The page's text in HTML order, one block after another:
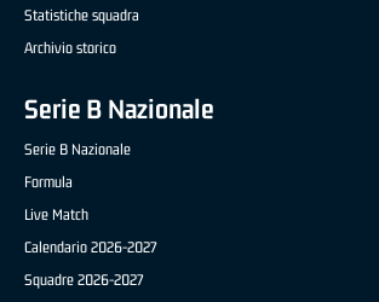
Statistiche squadra
Archivio storico
Serie B Nazionale
Serie B Nazionale
Formula
Live Match
Calendario 2026-2027
Squadre 2026-2027